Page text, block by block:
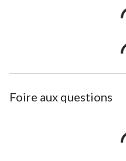
Foire aux questions